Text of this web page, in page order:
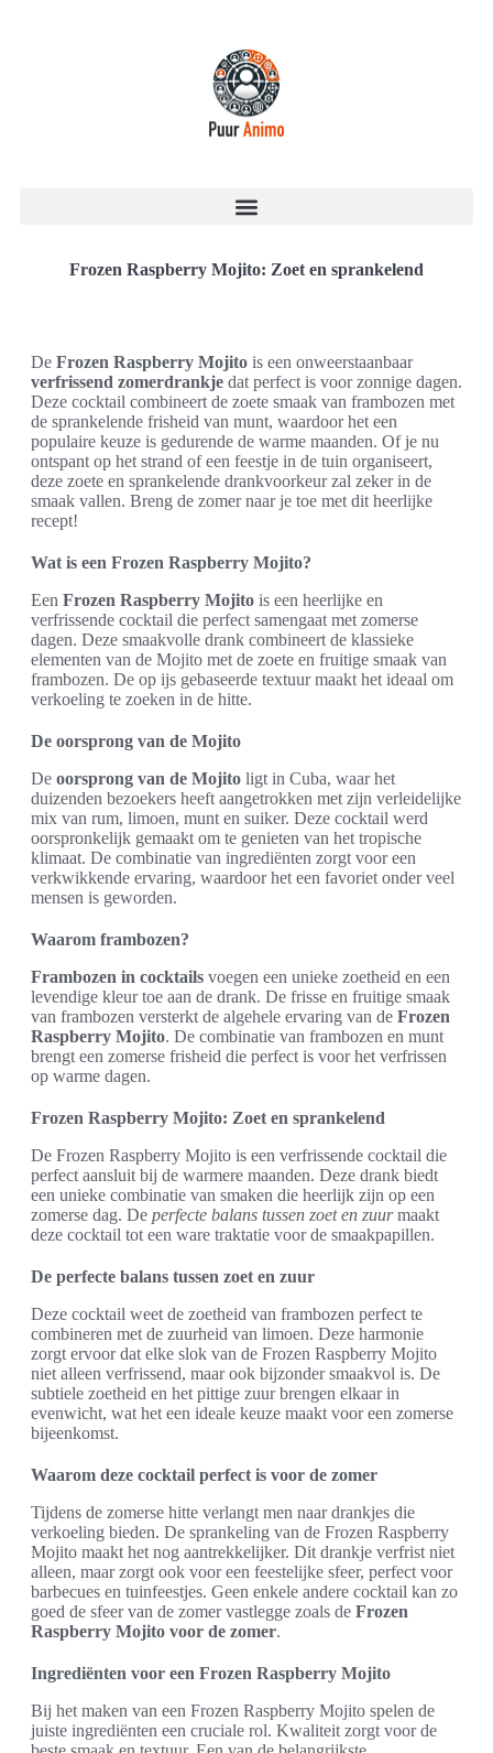
Frozen Raspberry Mojito: Zoet en sprankelend
De Frozen Raspberry Mojito is een onweerstaanbaar
verfrissend zomerdrankje dat perfect is voor zonnige dagen.
Deze cocktail combineert de zoete smaak van frambozen met
de sprankelende frisheid van munt, waardoor het een
populaire keuze is gedurende de warme maanden. Of je nu
ontspant op het strand of een feestje in de tuin organiseert,
deze zoete en sprankelende drankvoorkeur zal zeker in de
smaak vallen. Breng de zomer naar je toe met dit heerlijke
recept!
Wat is een Frozen Raspberry Mojito?
Een Frozen Raspberry Mojito is een heerlijke en
verfrissende cocktail die perfect samengaat met zomerse
dagen. Deze smaakvolle drank combineert de klassieke
elementen van de Mojito met de zoete en fruitige smaak van
frambozen. De op ijs gebaseerde textuur maakt het ideaal om
verkoeling te zoeken in de hitte.
De oorsprong van de Mojito
De oorsprong van de Mojito ligt in Cuba, waar het
duizenden bezoekers heeft aangetrokken met zijn verleidelijke
mix van rum, limoen, munt en suiker. Deze cocktail werd
oorspronkelijk gemaakt om te genieten van het tropische
klimaat. De combinatie van ingrediënten zorgt voor een
verkwikkende ervaring, waardoor het een favoriet onder veel
mensen is geworden.
Waarom frambozen?
Frambozen in cocktails voegen een unieke zoetheid en een
levendige kleur toe aan de drank. De frisse en fruitige smaak
van frambozen versterkt de algehele ervaring van de Frozen
Raspberry Mojito. De combinatie van frambozen en munt
brengt een zomerse frisheid die perfect is voor het verfrissen
op warme dagen.
Frozen Raspberry Mojito: Zoet en sprankelend
De Frozen Raspberry Mojito is een verfrissende cocktail die
perfect aansluit bij de warmere maanden. Deze drank biedt
een unieke combinatie van smaken die heerlijk zijn op een
zomerse dag. De perfecte balans tussen zoet en zuurmaakt
deze cocktail tot een ware traktatie voor de smaakpapillen.
De perfecte balans tussen zoet en zuur
Deze cocktail weet de zoetheid van frambozen perfect te
combineren met de zuurheid van limoen. Deze harmonie
zorgt ervoor dat elke slok van de Frozen Raspberry Mojito
niet alleen verfrissend, maar ook bijzonder smaakvol is. De
subtiele zoetheid en het pittige zuur brengen elkaar in
evenwicht, wat het een ideale keuze maakt voor een zomerse
bijeenkomst.
Waarom deze cocktail perfect is voor de zomer
Tijdens de zomerse hitte verlangt men naar drankjes die
verkoeling bieden. De sprankeling van de Frozen Raspberry
Mojito maakt het nog aantrekkelijker. Dit drankje verfrist niet
alleen, maar zorgt ook voor een feestelijke sfeer, perfect voor
barbecues en tuinfeestjes. Geen enkele andere cocktail kan zo
goed de sfeer van de zomer vastlegge zoals de Frozen
Raspberry Mojito voor de zomer.
Ingrediënten voor een Frozen Raspberry Mojito
Bij het maken van een Frozen Raspberry Mojito spelen de
juiste ingrediënten een cruciale rol. Kwaliteit zorgt voor de